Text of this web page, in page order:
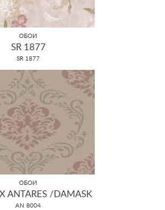
ОБОИ
SR 1877
SR 1877
ОБОИ
ANTARES /DAMASK
AN 8004